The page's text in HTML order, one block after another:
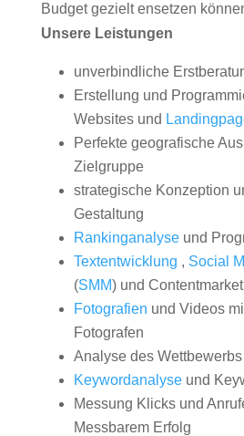
Budget gezielt ensetzen
Unsere Leistungen
unverbindliche
Erstellung und
Websites und
Perfekte geografische
Zielgruppe
strategische Konzeption
Gestaltung
Rankinganalyseund
Textentwicklung , Social
(SMM) und
Fotografien und Videos
Fotografen
Analyse des Wettbewerbs
Keywordanalyseund
Messung Klicks und
Messbarem Erfolg